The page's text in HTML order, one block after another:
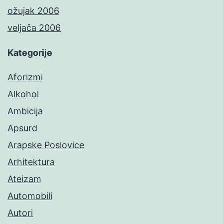
ožujak 2006
veljača 2006
Kategorije
Aforizmi
Alkohol
Ambicija
Apsurd
Arapske Poslovice
Arhitektura
Ateizam
Automobili
Autori